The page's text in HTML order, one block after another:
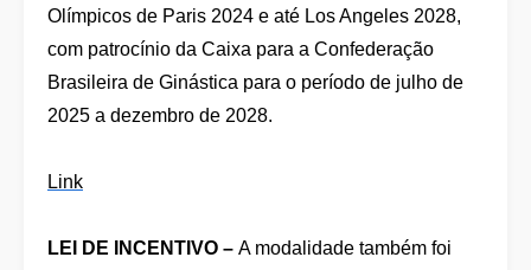
Olímpicos de Paris 2024 e até Los Angeles 2028,
com patrocínio da Caixa para a Confederação
Brasileira de Ginástica para o período de julho de
2025 a dezembro de 2028.
Link
LEI DE INCENTIVO – A modalidade também foi